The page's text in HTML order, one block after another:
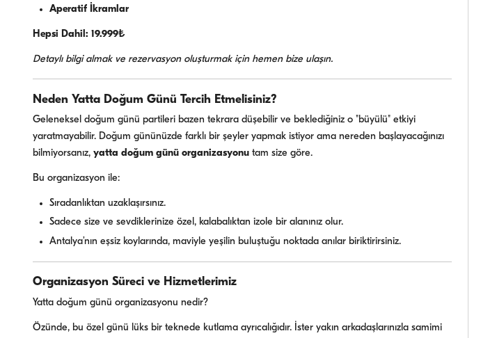
Aperatif İkramlar
Hepsi Dahil: 19.999₺
Detaylı bilgi almak ve rezervasyon oluşturmak için hemen bize ulaşın.
Neden Yatta Doğum Günü Tercih Etmelisiniz?
Geleneksel doğum günü partileri bazen tekrara düşebilir ve beklediğiniz o "büyülü" etkiyi
yaratmayabilir. Doğum gününüzde farklı bir şeyler yapmak istiyor ama nereden başlayacağınızı
bilmiyorsanız,yatta doğum günü organizasyonu tam size göre.
Bu organizasyon ile:
Sıradanlıktan uzaklaşırsınız.
Sadece size ve sevdiklerinize özel, kalabalıktan izole bir alanınız olur.
Antalya’nın eşsiz koylarında, maviyle yeşilin buluştuğu noktada anılar biriktirirsiniz.
Organizasyon Süreci ve Hizmetlerimiz
Yatta doğum günü organizasyonu nedir?
Özünde, bu özel günü lüks bir teknede kutlama ayrıcalığıdır. İster yakın arkadaşlarınızla samimi